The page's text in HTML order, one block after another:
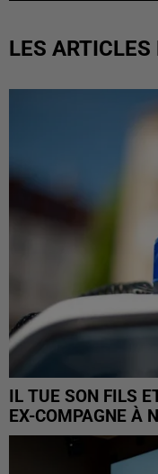
LES
IL TUE SON FILS
EX-COMPAGNE À